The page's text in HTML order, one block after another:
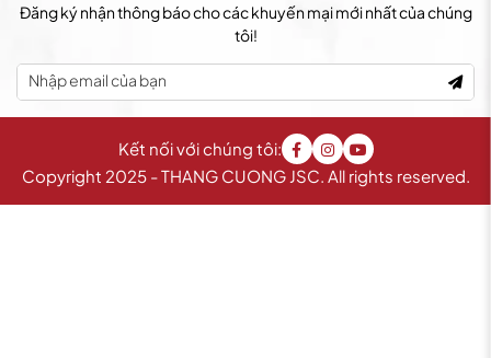
Đăng ký nhận thông báo cho các khuyến mại mới nhất của chúng
tôi!
Copyright 2025 - THANG CUONG JSC. All rights reserved.
Kết nối với chúng tôi: